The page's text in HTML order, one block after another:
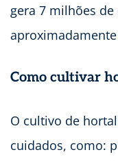
gera 7 milhões
Como cultivar
O cultivo de
cuidados, como: